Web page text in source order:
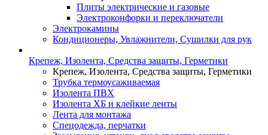
Плиты электрические и газовые
Электроконфорки и переключатели
Электрокамины
Кондиционеры, Увлажнители, Сушилки для рук
Крепеж, Изолента, Средства защиты, Герметики
Крепеж, Изолента, Средства защиты, Герметики
Трубка термоусаживаемая
Изолента ПВХ
Изолента ХБ и клейкие ленты
Лента для монтажа
Спецодежда, перчатки